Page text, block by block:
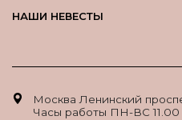
НАШИ НЕВЕСТЫ
Москва Ленинский
Часы работы ПН-ВС 11.00